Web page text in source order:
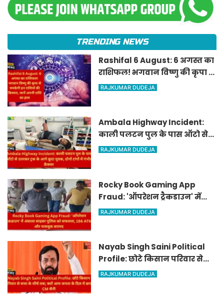
TRENDING NEWS
Rashifal 6 August: 6 अगस्त का
राशिफल! भगवान विष्णु की कृपा से
चमकेगी इन राशियों की किस्मत,
RAJKUMAR DUDEJA
Ambala Highway Incident:
काली पलटन पुल के पास ऑटो से
उतरकर ट्रक के आगे कूदा युवक,
RAJKUMAR DUDEJA
Rocky Book Gaming App
Fraud: 'ऑपरेशन ट्रैकडाउन' में
अंबाला साइबर पुलिस को सफलता,
RAJKUMAR DUDEJA
Nayab Singh Saini Political
Profile: छोटे किसान परिवार से
सत्ता के शीर्ष तक; क्यों आम जनता
RAJKUMAR DUDEJA